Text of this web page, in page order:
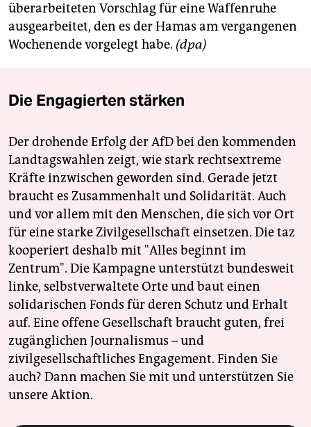
überarbeiteten Vorschlag für eine Waffenruhe
ausgearbeitet, den es der Hamas am vergangenen
Wochenende vorgelegt habe. (dpa)
Die Engagierten stärken
Der drohende Erfolg der AfD bei den kommenden
Landtagswahlen zeigt, wie stark rechtsextreme
Kräfte inzwischen geworden sind. Gerade jetzt
braucht es Zusammenhalt und Solidarität. Auch
und vor allem mit den Menschen, die sich vor Ort
für eine starke Zivilgesellschaft einsetzen. Die taz
kooperiert deshalb mit "Alles beginnt im
Zentrum". Die Kampagne unterstützt bundesweit
linke, selbstverwaltete Orte und baut einen
solidarischen Fonds für deren Schutz und Erhalt
auf. Eine offene Gesellschaft braucht guten, frei
zugänglichen Journalismus – und
zivilgesellschaftliches Engagement. Finden Sie
auch? Dann machen Sie mit und unterstützen Sie
unsere Aktion.